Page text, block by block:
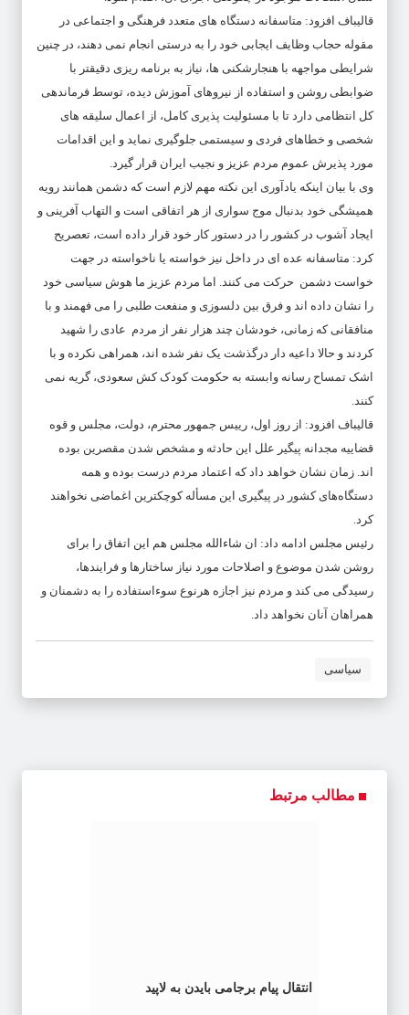
قالیباف افزود: متاسفانه دستگاه های متعدد فرهنگی و اجتماعی در
مقوله حجاب وظایف ایجابی خود را به درستی انجام نمی دهند، در چنین
شرایطی مواجهه با هنجارشکنی ها، نیاز به برنامه ریزی دقیقتر با
ضوابطی روشن و استفاده از نیروهای آموزش دیده، توسط فرماندهی
کل انتظامی دارد تا با مسئولیت پذیری کامل، از اعمال سلیقه های
شخصی و خطاهای فردی و سیستمی جلوگیری نماید و این اقدامات
مورد پذیرش عموم مردم عزیز و نجیب ایران قرار گیرد.
وی با بیان اینکه یادآوری این نکته مهم لازم است که دشمن همانند رویه
همیشگی خود بدنبال موج سواری از هر اتفاقی است و التهاب آفرینی و
ایجاد آشوب در کشور را در دستور کار خود قرار داده است، تعصریح
کرد: متاسفانه عده ای در داخل نیز خواسته یا ناخواسته در جهت
خواست دشمن حرکت می کنند. اما مردم عزیز ما هوش سیاسی خود
را نشان داده اند و فرق بین دلسوزی و منفعت طلبی را می فهمند و با
منافقانی که زمانی، خودشان چند هزار نفر از مردم عادی را شهید
کردند و حالا داعیه دار درگذشت یک نفر شده اند، همراهی نکرده و با
اشک‌ تمساح رسانه وابسته به حکومت کودک کش سعودی، گریه نمی
کنند.
قالیباف افزود: از روز اول، رییس جمهور محترم، دولت، مجلس و قوه
قضاییه مجدانه پیگیر علل این حادثه و مشخص شدن مقصرین بوده
اند. زمان نشان خواهد داد که اعتماد مردم درست بوده و همه
دستگاه‌های کشور در پیگیری این مسأله کوچکترین اغماضی نخواهند
کرد.
رئیس مجلس ادامه داد: ان شاءالله مجلس هم این اتفاق را برای
روشن شدن موضوع و اصلاحات مورد نیاز ساختارها و فرایندها،
رسیدگی می کند و مردم نیز اجازه هرنوع سوءاستفاده را به دشمنان و
همراهان آنان نخواهد داد.
سیاسی
مطالب مرتبط
انتقال پیام برجامی بایدن به لاپید